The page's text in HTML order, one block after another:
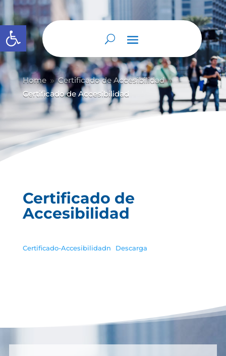
Abrir barra de herramientas
Home 9 Certificado de Accesibilidad 9
Certificado de Accesibilidad
Certificado de
Accesibilidad
Certificado-Accesibilidadn Descarga